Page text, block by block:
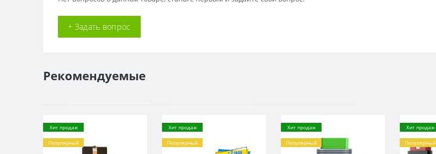
+ Задать вопрос
Рекомендуемые
Хит продаж
Популярный
Хит продаж
Популярный
Хит продаж
Популярный
Хит продаж
Популярный